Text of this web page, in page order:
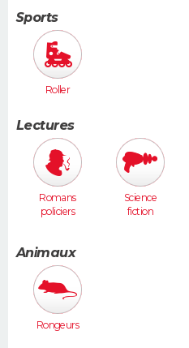
Sports
Roller
Lectures
Romans
policiers
Science
fiction
Animaux
Rongeurs